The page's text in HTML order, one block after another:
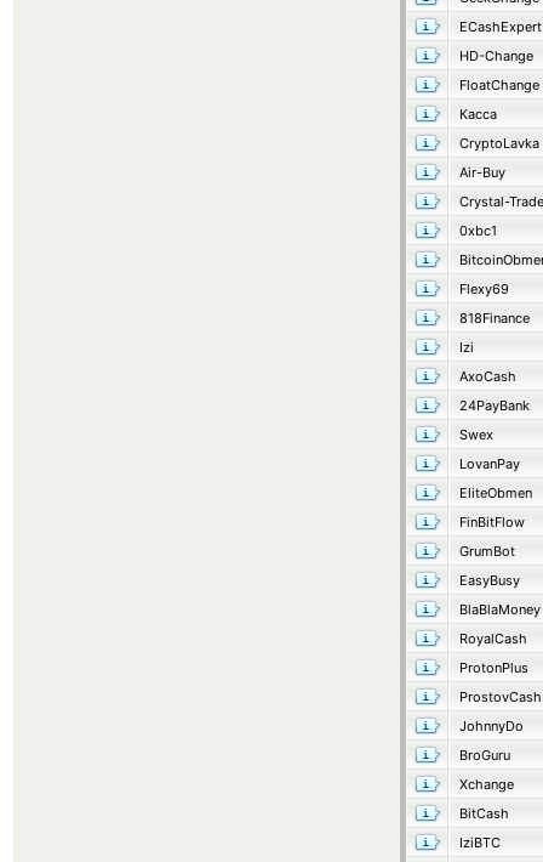
ECashExpert
HD-Change
FloatChange
Касса
CryptoLavka
Air-Buy
Crystal-Trade
0xbc1
Flexy69
818Finance
Izi
AxoCash
24PayBank
Swex
LovanPay
EliteObmen
FinBitFlow
GrumBot
EasyBusy
BlaBlaMoney
RoyalCash
ProtonPlus
ProstovCash
JohnnyDo
BroGuru
Xchange
BitCash
IziBTC